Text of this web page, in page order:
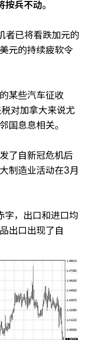
兵不动。
者已将看跌加元的
元的持续疲软令
某些汽车征收
对加拿大来说尤
国息息相关。
了自新冠危机后
制造业活动在3月
字，出口和进口均
出口出现了自